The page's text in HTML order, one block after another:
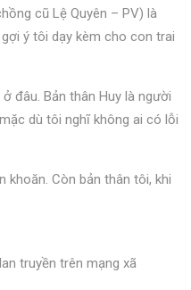
cũ Lệ Quyên – PV) là
ý tôi dạy kèm cho con trai
đâu. Bản thân Huy là người
dù tôi nghĩ không ai có lỗi
khoăn. Còn bản thân tôi, khi
truyền trên mạng xã